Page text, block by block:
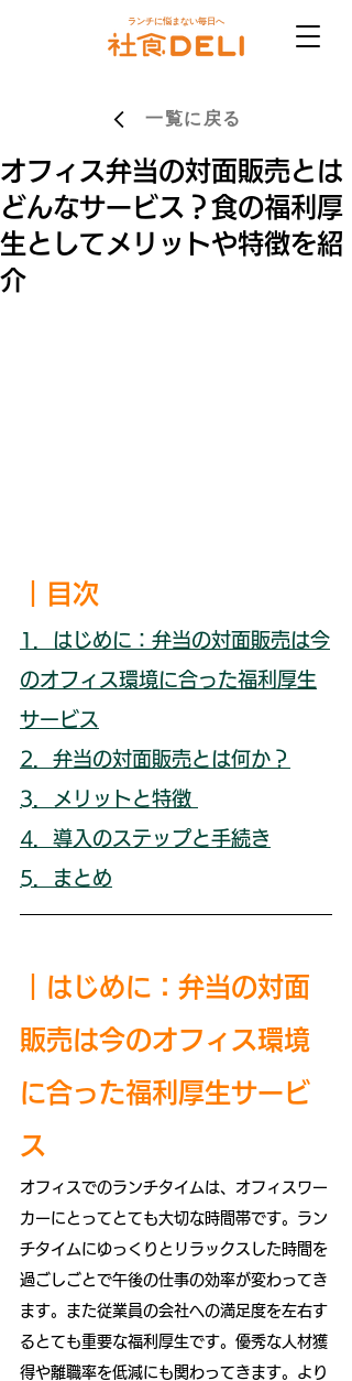
ランチに悩まない毎日へ
一覧に戻る
オフィス弁当の対面販売とは
どんなサービス？食の福利厚
生としてメリットや特徴を紹
介
｜目次
1．はじめに：弁当の対面販売は今
のオフィス環境に合った福利厚生
サービス
2．弁当の対面販売とは何か？
3．メリットと特徴
4．導入のステップと手続き
5．まとめ
はじめに：弁当の対面
販売は今のオフィス環境
に合った福利厚生サービ
ス
オフィスでのランチタイムは、オフィスワー
カーにとってとても大切な時間帯です。ラン
チタイムにゆっくりとリラックスした時間を
過ごしごとで午後の仕事の効率が変わってき
ます。また従業員の会社への満足度を左右す
るとても重要な福利厚生です。優秀な人材獲
得や離職率を低減にも関わってきます。より